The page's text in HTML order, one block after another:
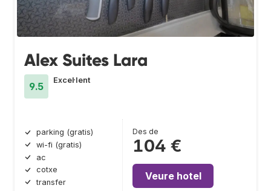
Alex Suites Lara
9.5
Excel·lent
parking (gratis)
wi-fi (gratis)
ac
cotxe
transfer
Des de
104 €
Veure hotel